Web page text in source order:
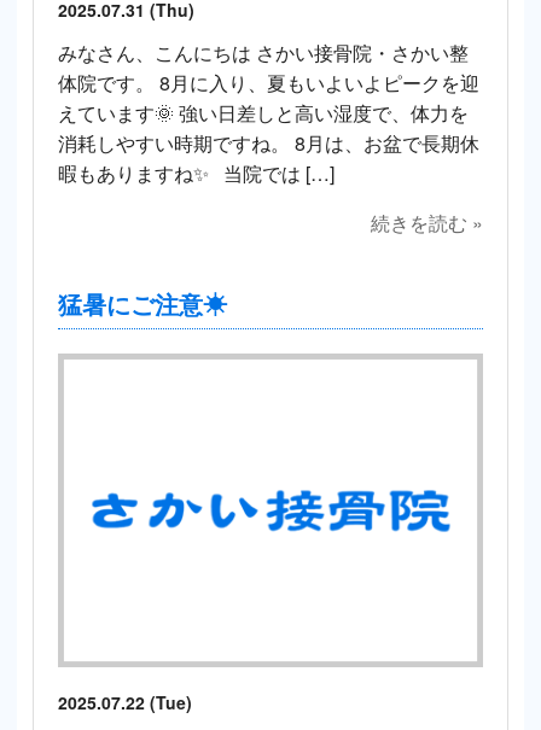
2025.07.31 (Thu)
みなさん、こんにちは さかい接骨院・さかい整
体院です。 8月に入り、夏もいよいよピークを迎
えています🌞 強い日差しと高い湿度で、体力を
消耗しやすい時期ですね。 8月は、お盆で長期休
暇もありますね✨ 当院では […]
続きを読む »
猛暑にご注意☀
2025.07.22 (Tue)